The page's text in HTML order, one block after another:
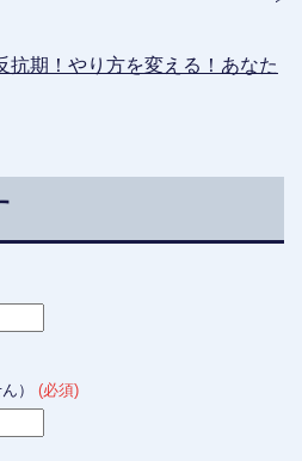
抗期！やり方を変える！あなた
） (必須)